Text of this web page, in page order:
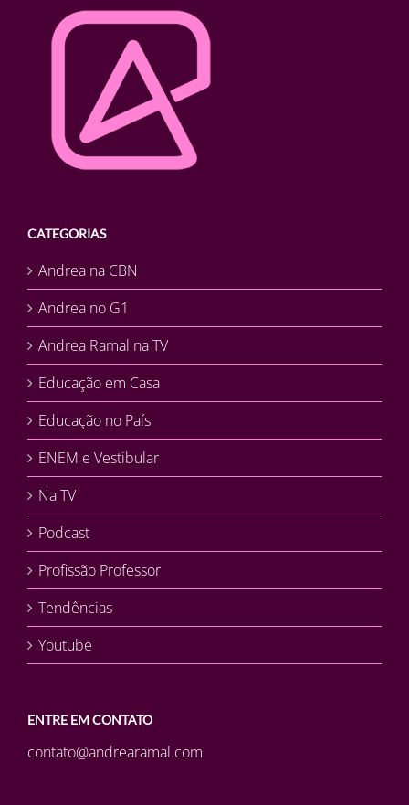
CATEGORIAS
Andrea na CBN
Andrea no G1
Andrea Ramal na TV
Educação em Casa
Educação no País
ENEM e Vestibular
Na TV
Podcast
Profissão Professor
Tendências
Youtube
ENTRE EM CONTATO
contato@andrearamal.com